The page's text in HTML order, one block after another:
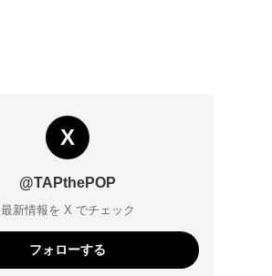
X
@TAPthePOP
最新情報を X でチェック
フォローする